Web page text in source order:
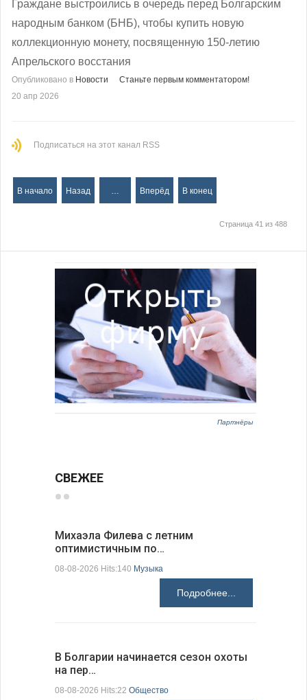
Граждане выстроились в очередь перед Болгарским
народным банком (БНБ), чтобы купить новую
коллекционную монету, посвященную 150-летию
Апрельского восстания
Опубликовано в Новости
Станьте первым комментатором!
20 апр 2026
Подписаться на этот канал RSS
В начало Назад … Вперёд В конец
Страница 41 из 488
Партнёры
СВЕЖЕЕ
Михаэла Филева с летним
оптимистичным по…
08-08-2026 Hits:140 Музыка
Подробнее...
В Болгарии начинается сезон охоты
на пер…
08-08-2026 Hits:22 Общество